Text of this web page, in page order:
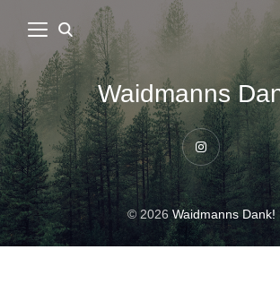
Waidmanns
Instagram
© 2026Waidmanns Dank!